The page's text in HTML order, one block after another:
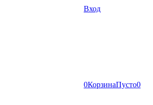
Вход
0КорзинаПусто0